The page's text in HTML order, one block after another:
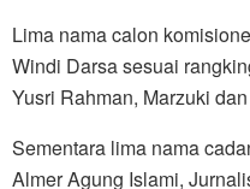
Lima nama calon
Windi Darsa sesuai
Yusri Rahman, Marzuki
Sementara lima nama
Almer Agung Islami,